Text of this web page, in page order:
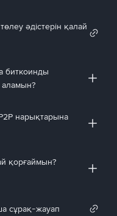
әдістерін қалай
биткоинды
аламын?
нарықтарына
қорғаймын?
сұрақ-жауап